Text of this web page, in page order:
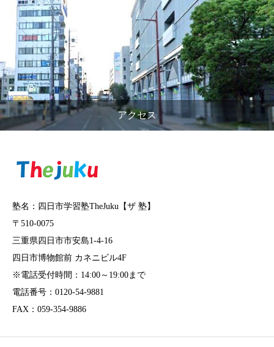
アクセス
塾名：四日市学習塾TheJuku【ザ 塾】
〒510-0075
三重県四日市市安島1-4-16
四日市博物館前 カネニビル4F
※電話受付時間：14:00～19:00まで
電話番号：0120-54-9881
FAX：059-354-9886